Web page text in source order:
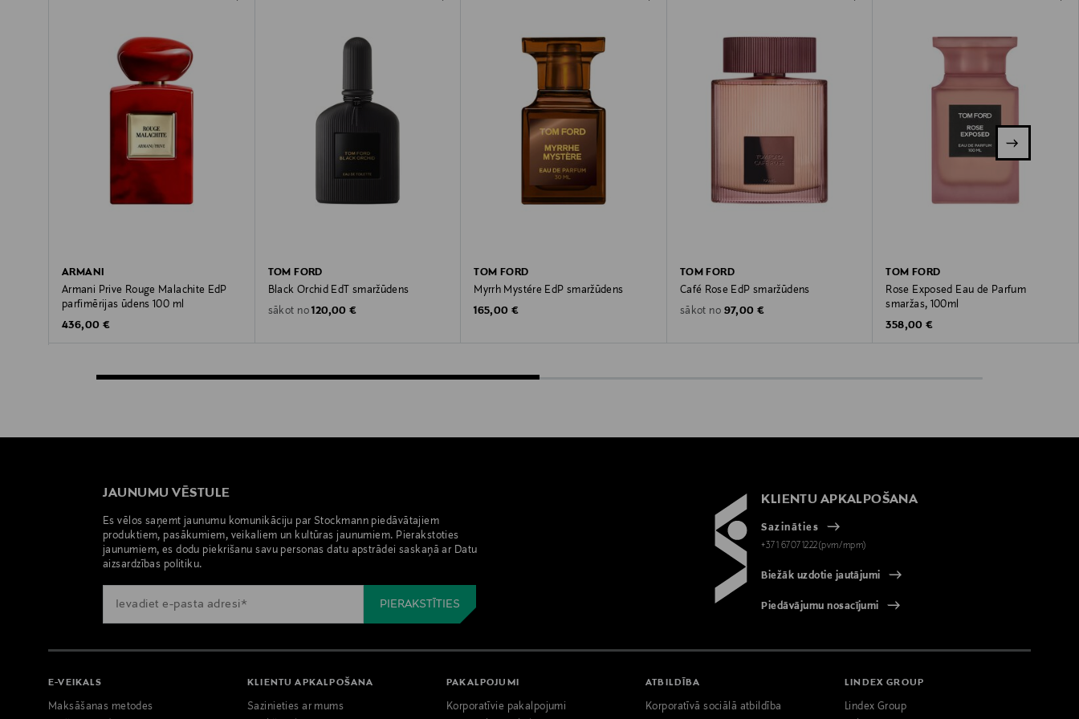
ARMANI
Armani Prive Rouge Malachite EdP
parfimērijas ūdens 100 ml
Original Price
436,00 €
TOM FORD
Black Orchid EdT smaržūdens
sākot no Original Price
120,00 €
TOM FORD
Myrrh Mystére EdP smaržūdens
Original Price
165,00 €
TOM FORD
Café Rose EdP smaržūdens
sākot no Original Price
97,00 €
TOM FORD
Rose Exposed Eau de Parfum
smaržas, 100ml
Original Price
358,00 €
JAUNUMU VĒSTULE
Es vēlos saņemt jaunumu komunikāciju par Stockmann piedāvātajiem
produktiem, pasākumiem, veikaliem un kultūras jaunumiem. Pierakstoties
jaunumiem, es dodu piekrišanu savu personas datu apstrādei saskaņā ar Datu
aizsardzības politiku.
KLIENTU APKALPOŠANA
Sazināties
+371 67071222(pvm/mpm)
Biežāk uzdotie jautājumi
Piedāvājumu nosacījumi
E-VEIKALS
Maksāšanas metodes
KLIENTU APKALPOŠANA
Sazinieties ar mums
PAKALPOJUMI
Korporatīvie pakalpojumi
ATBILDĪBA
Korporatīvā sociālā atbildība
LINDEX GROUP
Lindex Group